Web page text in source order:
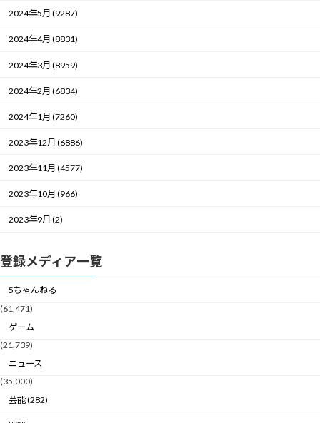
2024年5月 (9287)
2024年4月 (8831)
2024年3月 (8959)
2024年2月 (6834)
2024年1月 (7260)
2023年12月 (6886)
2023年11月 (4577)
2023年10月 (966)
2023年9月 (2)
登録メディア一覧
5ちゃんねる
(61,471)
ゲーム
(21,739)
ニュース
(35,000)
芸能 (282)